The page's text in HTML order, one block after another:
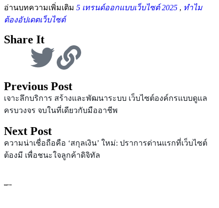
อ่านบทความเพิ่มเติม 5 เทรนด์ออกแบบเว็บไซต์ 2025 , ทำไม
ต้องอัปเดตเว็บไซต์
Share It
Previous Post
เจาะลึกบริการ สร้างและพัฒนาระบบ เว็บไซต์องค์กรแบบดูแล
ครบวงจร จบในที่เดียวกับมืออาชีพ
Next Post
ความน่าเชื่อถือคือ ‘สกุลเงิน’ ใหม่: ปราการด่านแรกที่เว็บไซต์
ต้องมี เพื่อชนะใจลูกค้าดิจิทัล